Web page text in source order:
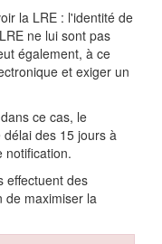
la LRE : l'identité de
ne lui sont pas
également, à ce
et exiger un
ce cas, le
des 15 jours à
notification.
effectuent des
de maximiser la